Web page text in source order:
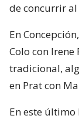
de concurrir
En
Colo con Irene
tradicional,
en Prat con
En este